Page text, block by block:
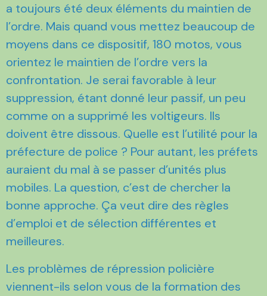
a toujours été deux éléments du maintien de
l’ordre. Mais quand vous mettez beaucoup de
moyens dans ce dispositif, 180 motos, vous
orientez le maintien de l’ordre vers la
confrontation. Je serai favorable à leur
suppression, étant donné leur passif, un peu
comme on a supprimé les voltigeurs. Ils
doivent être dissous. Quelle est l’utilité pour la
préfecture de police ? Pour autant, les préfets
auraient du mal à se passer d’unités plus
mobiles. La question, c’est de chercher la
bonne approche. Ça veut dire des règles
d’emploi et de sélection différentes et
meilleures.
Les problèmes de répression policière
viennent-ils selon vous de la formation des